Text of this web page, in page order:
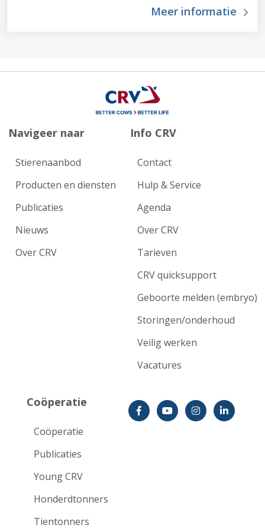
Meer informatie
Navigeer naar
Stierenaanbod
Producten en diensten
Publicaties
Nieuws
Over CRV
Info CRV
Contact
Hulp & Service
Agenda
Over CRV
Tarieven
CRV quicksupport
Geboorte melden (embryo)
Storingen/onderhoud
Veilig werken
Vacatures
Coöperatie
Coöperatie
Publicaties
Young CRV
Honderdtonners
Tientonners